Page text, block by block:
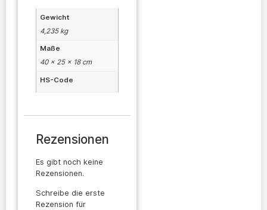
Gewicht
4,235 kg
Maße
40 × 25 × 18 cm
HS-Code
Rezensionen
Es gibt noch keine
Rezensionen.
Schreibe die erste
Rezension für